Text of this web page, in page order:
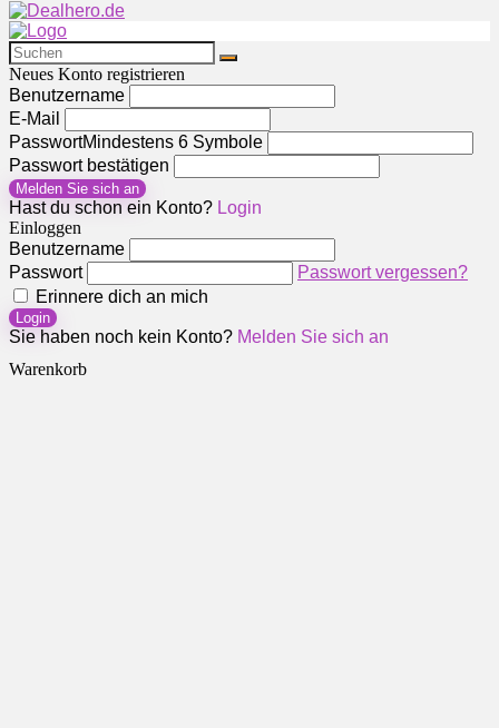
Neues Konto registrieren
Benutzername
E-Mail
PasswortMindestens 6 Symbole
Passwort bestätigen
Melden Sie sich an
Hast du schon ein Konto? Login
Einloggen
Benutzername
Passwort
Passwort vergessen?
Erinnere dich an mich
Login
Sie haben noch kein Konto? Melden Sie sich an
Warenkorb